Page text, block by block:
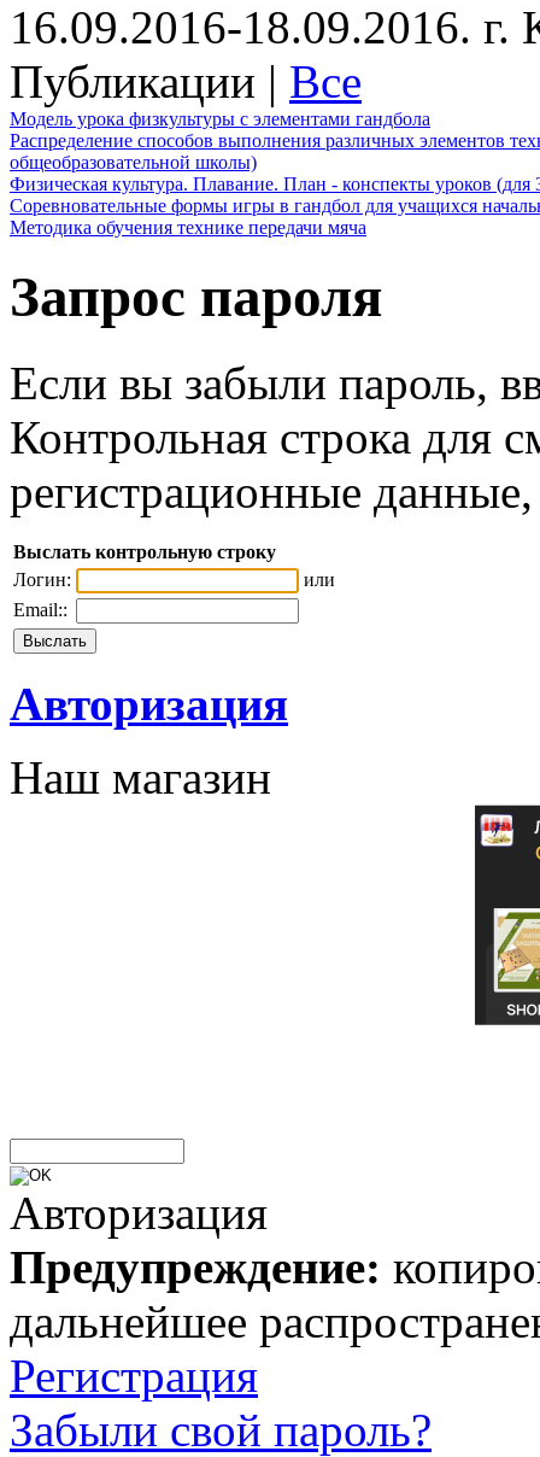
16.09.2016-18.09.2016.
Публикации | Все
Модель урока физкультуры с элементами гандбола
Распределение способов выполнения различных элементов
общеобразовательной школы)
Физическая культура. Плавание. План - конспекты уроков (для
Соревновательные формы игры в гандбол для учащихся
Методика обучения технике передачи мяча
Запрос пароля
Если вы забыли пароль,
Контрольная строка для
регистрационные
Выслать контрольную строку
Логин:
или
Email::
Авторизация
Наш магазин
Авторизация
Предупреждение:
дальнейшее
Регистрация
Забыли свой пароль?